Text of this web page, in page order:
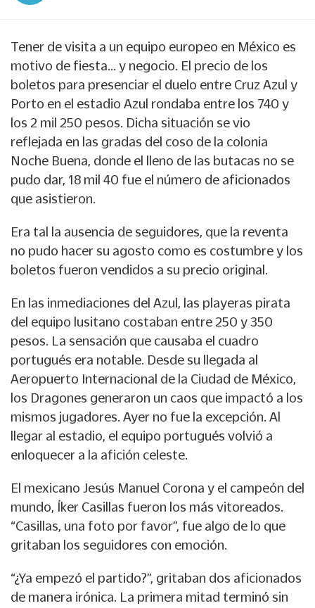
Tener de visita a un equipo europeo en México es
motivo de fiesta... y negocio. El precio de los
boletos para presenciar el duelo entre Cruz Azul y
Porto en el estadio Azul rondaba entre los 740 y
los 2 mil 250 pesos. Dicha situación se vio
reflejada en las gradas del coso de la colonia
Noche Buena, donde el lleno de las butacas no se
pudo dar, 18 mil 40 fue el número de aficionados
que asistieron.
Era tal la ausencia de seguidores, que la reventa
no pudo hacer su agosto como es costumbre y los
boletos fueron vendidos a su precio original.
En las inmediaciones del Azul, las playeras pirata
del equipo lusitano costaban entre 250 y 350
pesos. La sensación que causaba el cuadro
portugués era notable. Desde su llegada al
Aeropuerto Internacional de la Ciudad de México,
los Dragones generaron un caos que impactó a los
mismos jugadores. Ayer no fue la excepción. Al
llegar al estadio, el equipo portugués volvió a
enloquecer a la afición celeste.
El mexicano Jesús Manuel Corona y el campeón del
mundo, Íker Casillas fueron los más vitoreados.
“Casillas, una foto por favor”, fue algo de lo que
gritaban los seguidores con emoción.
“¿Ya empezó el partido?”, gritaban dos aficionados
de manera irónica. La primera mitad terminó sin